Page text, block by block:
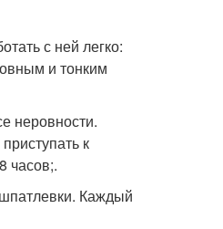
с ней легко:
и тонким
неровности.
к
часов;.
Каждый